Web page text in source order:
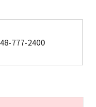
777-2400